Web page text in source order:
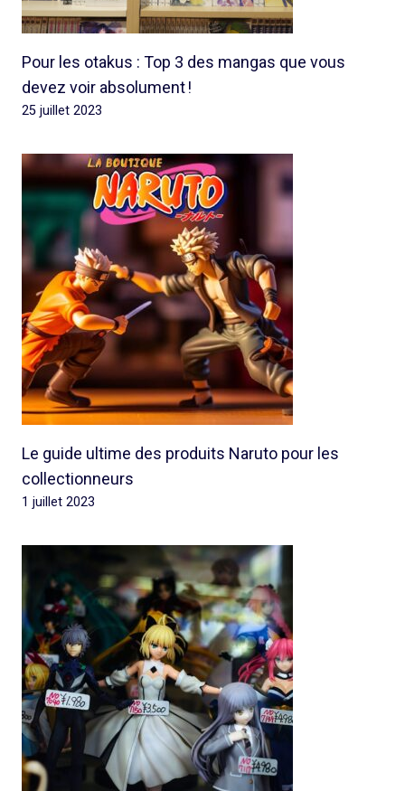
Pour les otakus : Top 3 des mangas que vous
devez voir absolument !
25 juillet 2023
Le guide ultime des produits Naruto pour les
collectionneurs
1 juillet 2023